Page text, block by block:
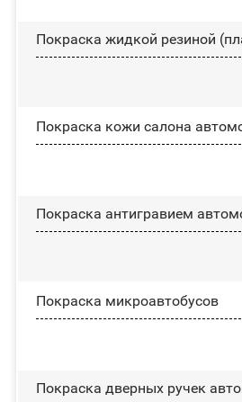
Покраска жидкой резиной
Покраска кожи салона
Покраска антигравием
Покраска микроавтобусов
Покраска дверных ручек